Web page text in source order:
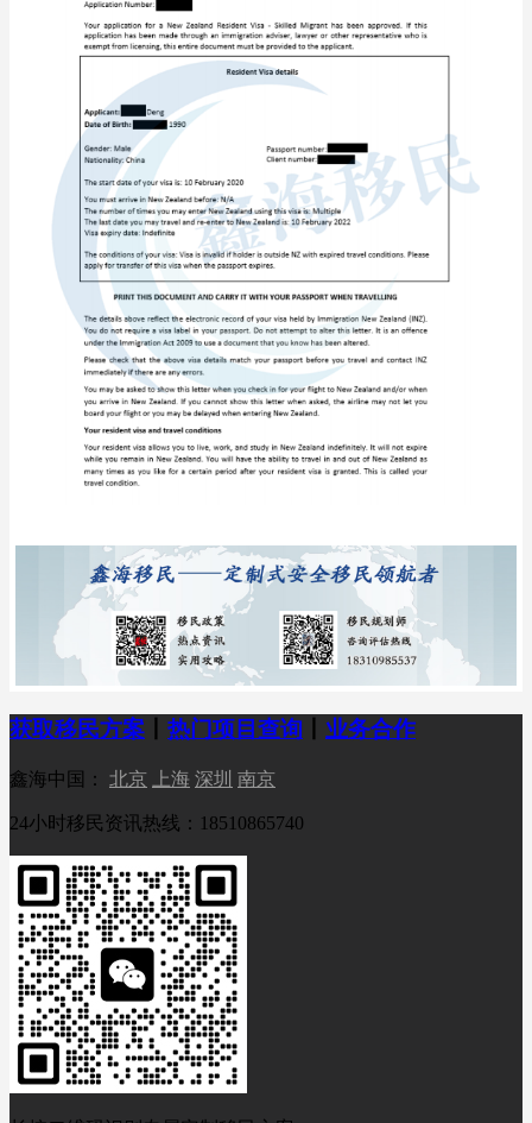
获取移民方案 热门项目查询 业务合作
鑫海中国： 北京 上海 深圳 南京
24小时移民资讯热线：18510865740